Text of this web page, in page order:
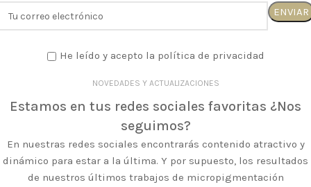
He leído y acepto la política de privacidad
NOVEDADES Y ACTUALIZACIONES
Estamos en tus redes sociales favoritas ¿Nos
seguimos?
En nuestras redes sociales encontrarás contenido atractivo y
dinámico para estar a la última. Y por supuesto, los resultados
de nuestros últimos trabajos de micropigmentación